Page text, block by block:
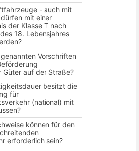
- auch mit
mit einer
der Klasse T nach
18. Lebensjahres
Vorschriften
Güter auf der Straße?
besitzt die
für
(national) mit
können für den
erforderlich sein?